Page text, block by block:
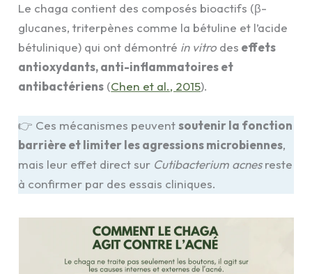
Le chaga contient des composés bioactifs (β-
glucanes, triterpènes comme la bétuline et l’acide
bétulinique) qui ont démontré in vitro des effets
antioxydants, anti-inflammatoires et
antibactériens (Chen et al., 2015).
👉 Ces mécanismes peuventsoutenir la fonction
barrière et limiter les agressions microbiennes,
mais leur effet direct sur Cutibacterium acnesreste
à confirmer par des essais cliniques.